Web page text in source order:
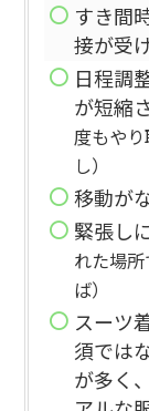
すき間
接が受
日程調
が短縮
度もや
し）
移動が
緊張し
れた場
ば）
スーツ
須では
が多く